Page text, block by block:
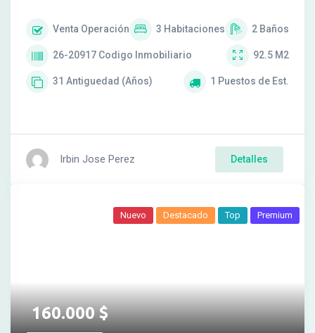
Venta Operación 3 Habitaciones 2 Baños
26-20917 Codigo Inmobiliario 92.5 M2
31 Antiguedad (Años) 1 Puestos de Est.
Irbin Jose Perez Detalles
160.000$
Nuevo Destacado Top Premium